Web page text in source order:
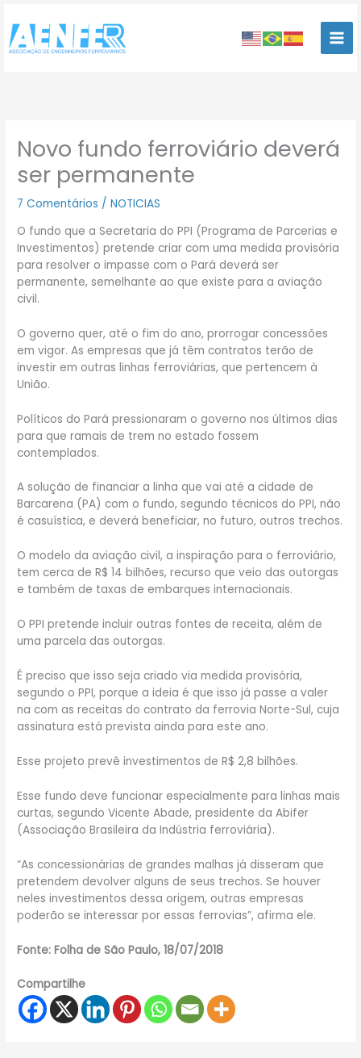
para
conteúdo
Novo fundo ferroviário deverá
ser permanente
7 Comentários /NOTICIAS
O fundo que a Secretaria do PPI (Programa de Parcerias e
Investimentos) pretende criar com uma medida provisória
para resolver o impasse com o Pará deverá ser
permanente, semelhante ao que existe para a aviação
civil.
O governo quer, até o fim do ano, prorrogar concessões
em vigor. As empresas que já têm contratos terão de
investir em outras linhas ferroviárias, que pertencem à
União.
Políticos do Pará pressionaram o governo nos últimos dias
para que ramais de trem no estado fossem
contemplados.
A solução de financiar a linha que vai até a cidade de
Barcarena (PA) com o fundo, segundo técnicos do PPI, não
é casuística, e deverá beneficiar, no futuro, outros trechos.
O modelo da aviação civil, a inspiração para o ferroviário,
tem cerca de R$ 14 bilhões, recurso que veio das outorgas
e também de taxas de embarques internacionais.
O PPI pretende incluir outras fontes de receita, além de
uma parcela das outorgas.
É preciso que isso seja criado via medida provisória,
segundo o PPI, porque a ideia é que isso já passe a valer
na com as receitas do contrato da ferrovia Norte-Sul, cuja
assinatura está prevista ainda para este ano.
Esse projeto prevê investimentos de R$ 2,8 bilhões.
Esse fundo deve funcionar especialmente para linhas mais
curtas, segundo Vicente Abade, presidente da Abifer
(Associação Brasileira da Indústria ferroviária).
“As concessionárias de grandes malhas já disseram que
pretendem devolver alguns de seus trechos. Se houver
neles investimentos dessa origem, outras empresas
poderão se interessar por essas ferrovias”, afirma ele.
Fonte: Folha de São Paulo, 18/07/2018
Compartilhe